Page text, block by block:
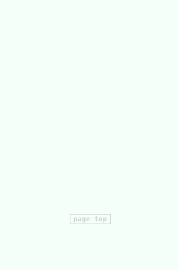
page top